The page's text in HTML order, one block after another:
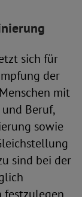
sich für
der
mit
Beruf,
sowie
sind bei der